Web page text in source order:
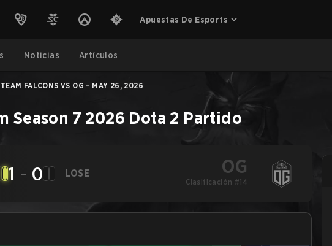
Apuestas De Esports
Noticias Artículos
TEAM FALCONS VS OG - MAY 26, 2026
Season 7 2026 Dota 2 Partido
1 - 0 LOSE OG
Clasificación #14